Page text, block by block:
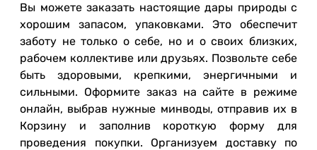
Вы можете заказать настоящие дары природы с
хорошим запасом, упаковками. Это обеспечит
заботу не только о себе, но и о своих близких,
рабочем коллективе или друзьях. Позвольте себе
быть здоровыми, крепкими, энергичными и
сильными. Оформите заказ на сайте в режиме
онлайн, выбрав нужные минводы, отправив их в
Корзину и заполнив короткую форму для
проведения покупки. Организуем доставку по